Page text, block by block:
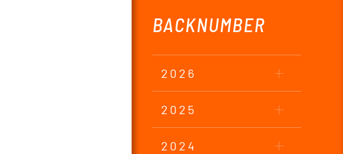
BACKNUMBER
2026
2025
2024